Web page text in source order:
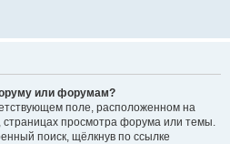
или форумам?
поле, расположенном на
страницах просмотра форума или темы.
поиск, щёлкнув по ссылке